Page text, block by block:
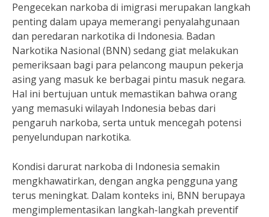
Pengecekan narkoba di imigrasi merupakan langkah
penting dalam upaya memerangi penyalahgunaan
dan peredaran narkotika di Indonesia. Badan
Narkotika Nasional (BNN) sedang giat melakukan
pemeriksaan bagi para pelancong maupun pekerja
asing yang masuk ke berbagai pintu masuk negara.
Hal ini bertujuan untuk memastikan bahwa orang
yang memasuki wilayah Indonesia bebas dari
pengaruh narkoba, serta untuk mencegah potensi
penyelundupan narkotika.
Kondisi darurat narkoba di Indonesia semakin
mengkhawatirkan, dengan angka pengguna yang
terus meningkat. Dalam konteks ini, BNN berupaya
mengimplementasikan langkah-langkah preventif